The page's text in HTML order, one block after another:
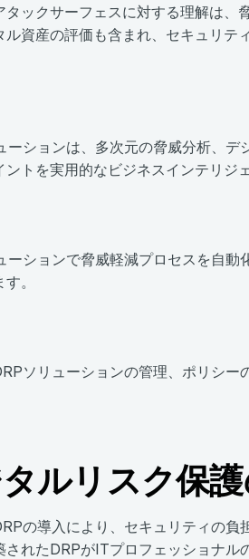
タックサーフェスに対する理解は、
ル資産の評価も含まれ、セキュリテ
ーションは、多次元の脅威分析、
トを実用的なビジネスインテリジ
ーションで脅威軽減プロセスを自
。
ソリューションの管理、ポリシ
ルリスク保
の導入により、セキュリティの
されたDRPがITプロフェッショナル